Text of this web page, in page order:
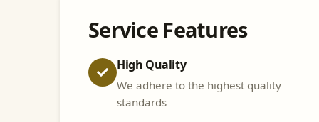
Service Features
High Quality
We adhere to the highest quality
standards